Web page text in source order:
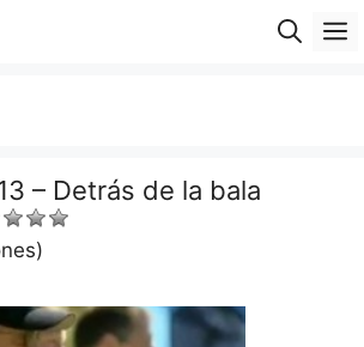
– Detrás de la bala